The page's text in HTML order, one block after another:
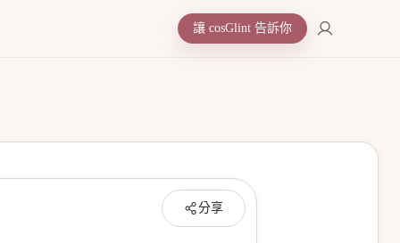
讓 cosGlint 告訴你
分享